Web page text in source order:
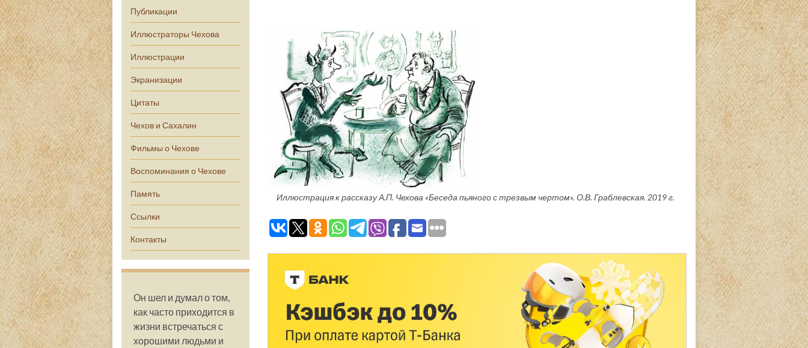
Публикации
Иллюстраторы Чехова
Иллюстрации
Экранизации
Цитаты
Чехов и Сахалин
Фильмы о Чехове
Воспоминания о Чехове
Память
Ссылки
Контакты
Он шел и думал о том,
как часто приходится в
жизни встречаться с
хорошими людьми и
Иллюстрация к рассказу А.П. Чехова «Беседа пьяного с трезвым чертом». О.В. Граблевская. 2019 г.